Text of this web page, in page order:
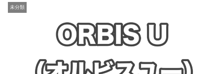
未分類